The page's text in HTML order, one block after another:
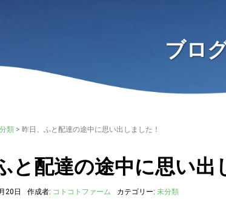
ブロ
類 > 昨日、ふと配達の途中に思い出しました！
と配達の途中に思い出
20日 作成者: コトコトファーム カテゴリー: 未分類